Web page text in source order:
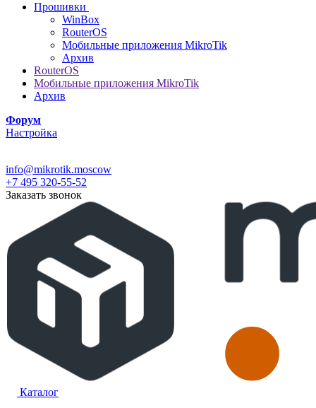
Прошивки
WinBox
RouterOS
Мобильные приложения MikroTik
Архив
RouterOS
Мобильные приложения MikroTik
Архив
Форум
Настройка
info@mikrotik.moscow
+7 495 320-55-52
Заказать звонок
Каталог